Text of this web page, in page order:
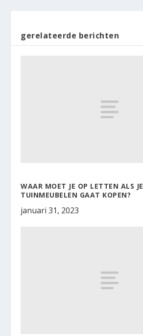
gerelateerde berichten
WAAR MOET JE OP LETTEN ALS JE
TUINMEUBELEN GAAT KOPEN?
januari 31, 2023